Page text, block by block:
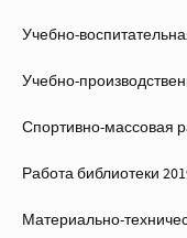
Учебно-
Учебно-
Спортивно-массовая
Работа библиотеки
Материально-